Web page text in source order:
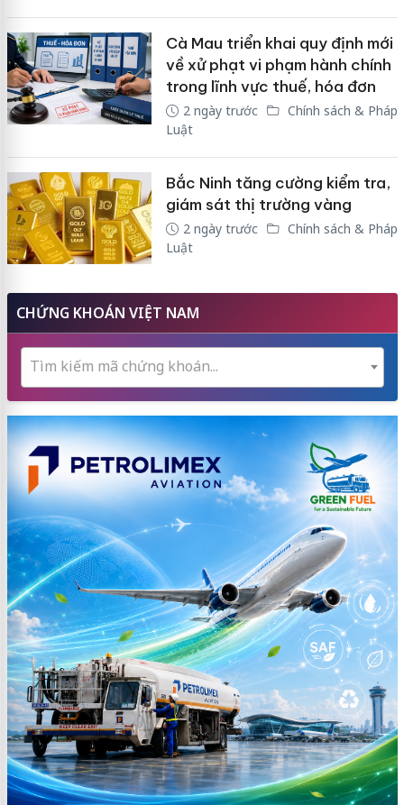
Cà Mau triển khai quy định mới
về xử phạt vi phạm hành chính
trong lĩnh vực thuế, hóa đơn
2 ngày trước
Chính sách & Pháp
Luật
Bắc Ninh tăng cường kiểm tra,
giám sát thị trường vàng
2 ngày trước
Chính sách & Pháp
Luật
CHỨNG KHOÁN VIỆT NAM
Tìm kiếm mã chứng khoán...